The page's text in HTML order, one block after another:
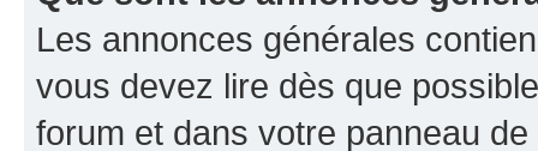
Les annonces générales
vous devez lire dès que
forum et dans votre panneau